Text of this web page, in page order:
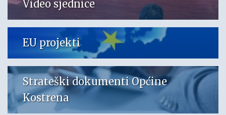
Video sjednice
EU projekti
Strateški dokumenti Općine
Kostrena